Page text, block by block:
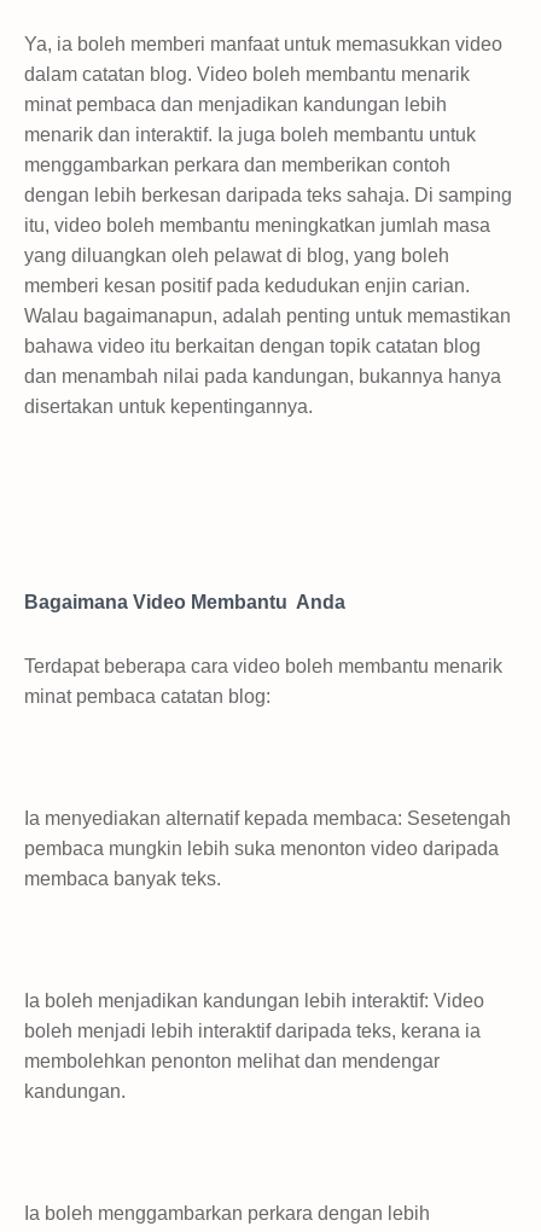
Ya, ia boleh memberi manfaat untuk memasukkan video
dalam catatan blog. Video boleh membantu menarik
minat pembaca dan menjadikan kandungan lebih
menarik dan interaktif. Ia juga boleh membantu untuk
menggambarkan perkara dan memberikan contoh
dengan lebih berkesan daripada teks sahaja. Di samping
itu, video boleh membantu meningkatkan jumlah masa
yang diluangkan oleh pelawat di blog, yang boleh
memberi kesan positif pada kedudukan enjin carian.
Walau bagaimanapun, adalah penting untuk memastikan
bahawa video itu berkaitan dengan topik catatan blog
dan menambah nilai pada kandungan, bukannya hanya
disertakan untuk kepentingannya.
Bagaimana Video Membantu Anda
Terdapat beberapa cara video boleh membantu menarik
minat pembaca catatan blog:
Ia menyediakan alternatif kepada membaca: Sesetengah
pembaca mungkin lebih suka menonton video daripada
membaca banyak teks.
Ia boleh menjadikan kandungan lebih interaktif: Video
boleh menjadi lebih interaktif daripada teks, kerana ia
membolehkan penonton melihat dan mendengar
kandungan.
Ia boleh menggambarkan perkara dengan lebih